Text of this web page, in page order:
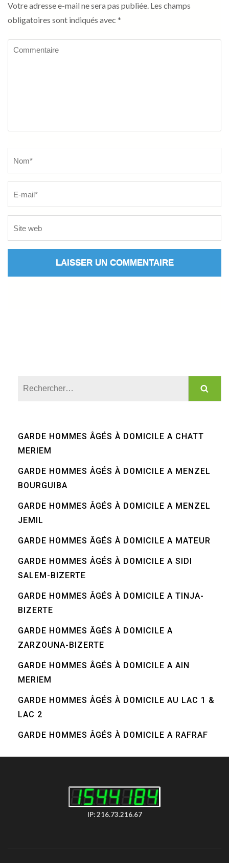
Votre adresse e-mail ne sera pas publiée. Les champs
obligatoires sont indiqués avec *
Commentaire
GARDE HOMMES ÂGÉS À DOMICILE A CHATT
MERIEM
GARDE HOMMES ÂGÉS À DOMICILE A MENZEL
BOURGUIBA
GARDE HOMMES ÂGÉS À DOMICILE A MENZEL
JEMIL
GARDE HOMMES ÂGÉS À DOMICILE A MATEUR
GARDE HOMMES ÂGÉS À DOMICILE A SIDI
SALEM-BIZERTE
GARDE HOMMES ÂGÉS À DOMICILE A TINJA-
BIZERTE
GARDE HOMMES ÂGÉS À DOMICILE A
ZARZOUNA-BIZERTE
GARDE HOMMES ÂGÉS À DOMICILE A AIN
MERIEM
GARDE HOMMES ÂGÉS À DOMICILE AU LAC 1 &
LAC 2
GARDE HOMMES ÂGÉS À DOMICILE A RAFRAF
IP: 216.73.216.67